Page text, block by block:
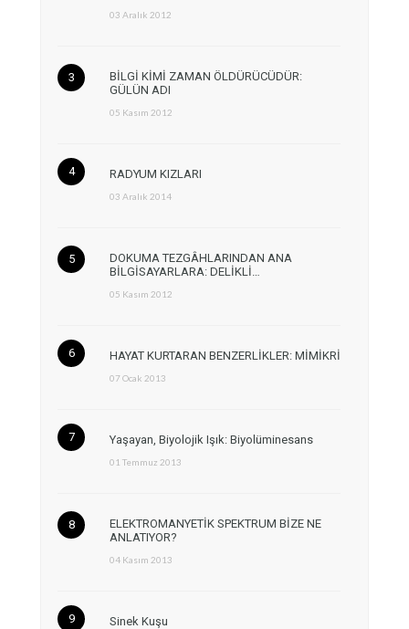
03 Aralık 2012
BİLGİ KİMİ ZAMAN ÖLDÜRÜCÜDÜR:
GÜLÜN ADI
05 Kasım 2012
RADYUM KIZLARI
03 Aralık 2014
DOKUMA TEZGÂHLARINDAN ANA
BİLGİSAYARLARA: DELİKLİ…
05 Kasım 2012
HAYAT KURTARAN BENZERLİKLER: MİMİKRİ
07 Ocak 2013
Yaşayan, Biyolojik Işık: Biyolüminesans
01 Temmuz 2013
ELEKTROMANYETİK SPEKTRUM BİZE NE
ANLATIYOR?
04 Kasım 2013
Sinek Kuşu